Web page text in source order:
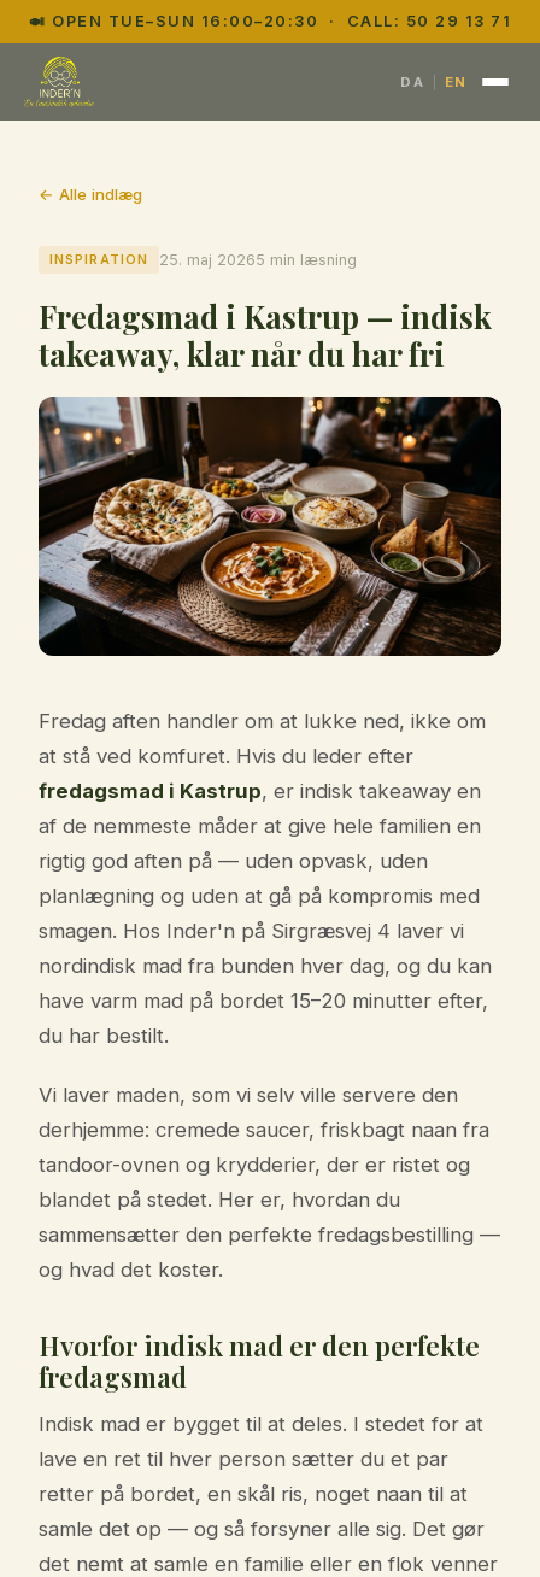
🍛 OPEN TUE–SUN 16:00–20:30 · CALL: 50 29 13 71
DA EN
← Alle indlæg
INSPIRATION 25. maj 20265 min læsning
Fredagsmad i Kastrup — indisk
takeaway, klar når du har fri
Fredag aften handler om at lukke ned, ikke om
at stå ved komfuret. Hvis du leder efter
fredagsmad i Kastrup, er indisk takeaway en
af de nemmeste måder at give hele familien en
rigtig god aften på — uden opvask, uden
planlægning og uden at gå på kompromis med
smagen. Hos Inder'n på Sirgræsvej 4 laver vi
nordindisk mad fra bunden hver dag, og du kan
have varm mad på bordet 15–20 minutter efter,
du har bestilt.
Vi laver maden, som vi selv ville servere den
derhjemme: cremede saucer, friskbagt naan fra
tandoor-ovnen og krydderier, der er ristet og
blandet på stedet. Her er, hvordan du
sammensætter den perfekte fredagsbestilling —
og hvad det koster.
Hvorfor indisk mad er den perfekte
fredagsmad
Indisk mad er bygget til at deles. I stedet for at
lave en ret til hver person sætter du et par
retter på bordet, en skål ris, noget naan til at
samle det op — og så forsyner alle sig. Det gør
det nemt at samle en familie eller en flok venner